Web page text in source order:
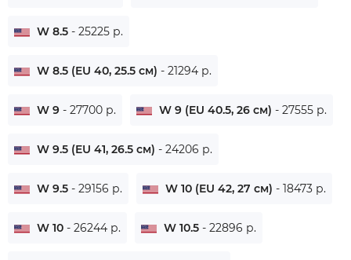
W 8.5 - 25225 р.
W 8.5 (EU 40, 25.5 см) - 21294 р.
W 9 - 27700 р. W 9 (EU 40.5, 26 см) - 27555 р.
W 9.5 (EU 41, 26.5 см) - 24206 р.
W 9.5 - 29156 р. W 10 (EU 42, 27 см) - 18473 р.
W 10 - 26244 р. W 10.5 - 22896 р.